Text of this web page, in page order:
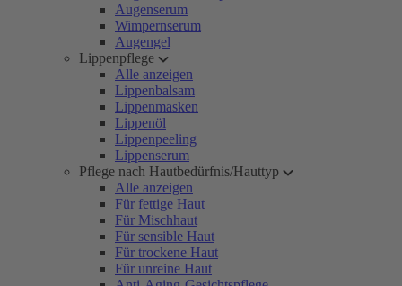
Augenserum
Wimpernserum
Augengel
Lippenpflege
Alle anzeigen
Lippenbalsam
Lippenmasken
Lippenöl
Lippenpeeling
Lippenserum
Pflege nach Hautbedürfnis/Hauttyp
Alle anzeigen
Für fettige Haut
Für Mischhaut
Für sensible Haut
Für trockene Haut
Für unreine Haut